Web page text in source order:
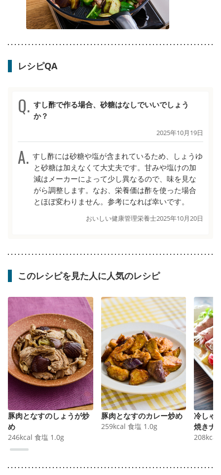
レシピQA
すし酢で作る場合、砂糖はなしでいいでしょう
か？
2025年10月19日
すし酢には砂糖や塩が含まれているため、しょうゆ
と砂糖は加えなくて大丈夫です。甘みや塩けの加
減はメーカーによって少し異なるので、味を見な
がら調整します。なお、栄養価は酢を使った場合
とほぼ変わりません。参考になれば幸いです。
おいしい健康管理栄養士2025年10月20日
このレシピを見た人に人気のレシピ
豚肉となすのしょうが炒
め
246kcal 食塩 1.0g
豚肉となすのカレー炒め
259kcal 食塩 1.0g
冷しゃ
焼きナ
208kcal